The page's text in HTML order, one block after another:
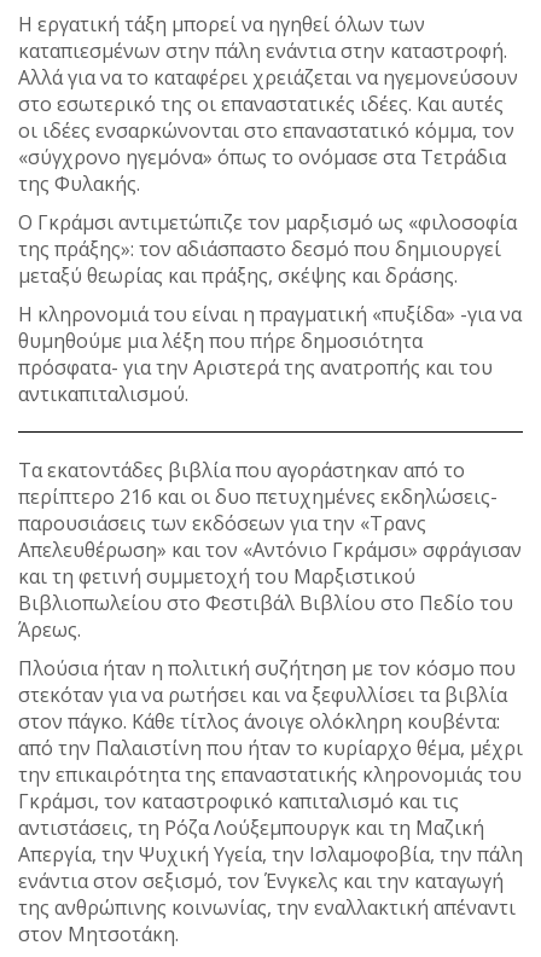
Η εργατική τάξη μπορεί να ηγηθεί όλων των
καταπιεσμένων στην πάλη ενάντια στην καταστροφή.
Αλλά για να το καταφέρει χρειάζεται να ηγεμονεύσουν
στο εσωτερικό της οι επαναστατικές ιδέες. Και αυτές
οι ιδέες ενσαρκώνονται στο επαναστατικό κόμμα, τον
«σύγχρονο ηγεμόνα» όπως το ονόμασε στα Τετράδια
της Φυλακής.
Ο Γκράμσι αντιμετώπιζε τον μαρξισμό ως «φιλοσοφία
της πράξης»: τον αδιάσπαστο δεσμό που δημιουργεί
μεταξύ θεωρίας και πράξης, σκέψης και δράσης.
Η κληρονομιά του είναι η πραγματική «πυξίδα» -για να
θυμηθούμε μια λέξη που πήρε δημοσιότητα
πρόσφατα- για την Αριστερά της ανατροπής και του
αντικαπιταλισμού.
Τα εκατοντάδες βιβλία που αγοράστηκαν από το
περίπτερο 216 και οι δυο πετυχημένες εκδηλώσεις-
παρουσιάσεις των εκδόσεων για την «Τρανς
Απελευθέρωση» και τον «Αντόνιο Γκράμσι» σφράγισαν
και τη φετινή συμμετοχή του Μαρξιστικού
Βιβλιοπωλείου στο Φεστιβάλ Βιβλίου στο Πεδίο του
Άρεως.
Πλούσια ήταν η πολιτική συζήτηση με τον κόσμο που
στεκόταν για να ρωτήσει και να ξεφυλλίσει τα βιβλία
στον πάγκο. Κάθε τίτλος άνοιγε ολόκληρη κουβέντα:
από την Παλαιστίνη που ήταν το κυρίαρχο θέμα, μέχρι
την επικαιρότητα της επαναστατικής κληρονομιάς του
Γκράμσι, τον καταστροφικό καπιταλισμό και τις
αντιστάσεις, τη Ρόζα Λούξεμπουργκ και τη Μαζική
Απεργία, την Ψυχική Υγεία, την Ισλαμοφοβία, την πάλη
ενάντια στον σεξισμό, τον Ένγκελς και την καταγωγή
της ανθρώπινης κοινωνίας, την εναλλακτική απέναντι
στον Μητσοτάκη.